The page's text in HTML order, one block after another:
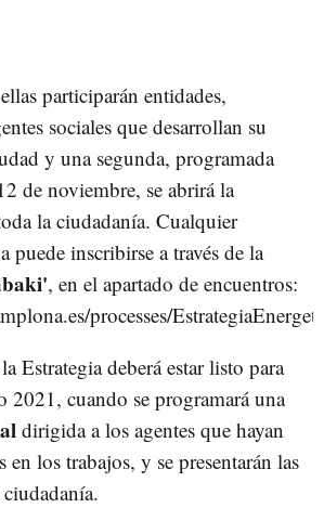
participarán entidades,
sociales que desarrollan su
y una segunda, programada
de noviembre, se abrirá la
la ciudadanía. Cualquier
puede inscribirse a través de la
, en el apartado de encuentros:
processes/
Estrategia deberá estar listo para
2021, cuando se programará una
dirigida a los agentes que hayan
en los trabajos, y se presentarán las